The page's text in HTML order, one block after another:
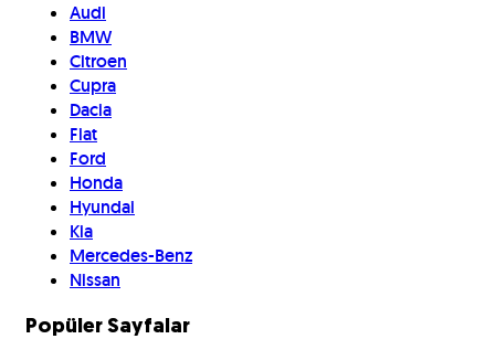
Audi
BMW
Citroen
Cupra
Dacia
Fiat
Ford
Honda
Hyundai
Kia
Mercedes-Benz
Nissan
Popüler Sayfalar